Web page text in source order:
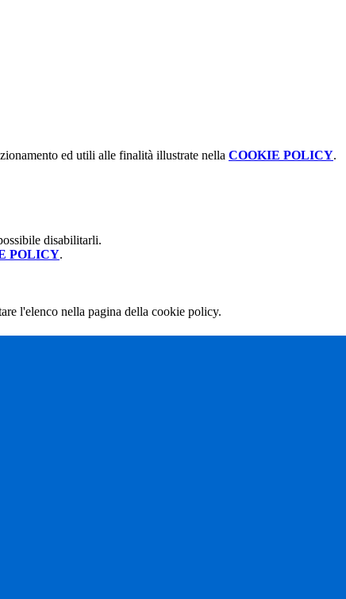
ed utili alle finalità illustrate nella COOKIE POLICY.
disabilitarli.
POLICY.
l'elenco nella pagina della cookie policy.